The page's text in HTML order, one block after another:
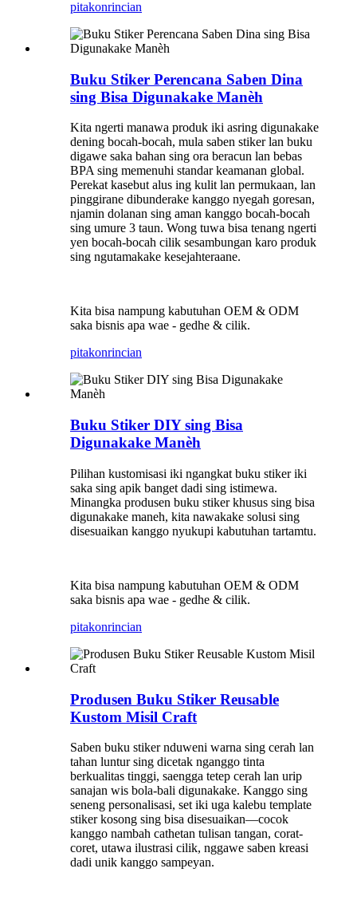
pitakonrincian
Buku Stiker Perencana Saben Dina
sing Bisa Digunakake Manèh
Kita ngerti manawa produk iki asring digunakake
dening bocah-bocah, mula saben stiker lan buku
digawe saka bahan sing ora beracun lan bebas
BPA sing memenuhi standar keamanan global.
Perekat kasebut alus ing kulit lan permukaan, lan
pinggirane dibunderake kanggo nyegah goresan,
njamin dolanan sing aman kanggo bocah-bocah
sing umure 3 taun. Wong tuwa bisa tenang ngerti
yen bocah-bocah cilik sesambungan karo produk
sing ngutamakake kesejahteraane.
Kita bisa nampung kabutuhan OEM & ODM
saka bisnis apa wae - gedhe & cilik.
pitakonrincian
Buku Stiker DIY sing Bisa
Digunakake Manèh
Pilihan kustomisasi iki ngangkat buku stiker iki
saka sing apik banget dadi sing istimewa.
Minangka produsen buku stiker khusus sing bisa
digunakake maneh, kita nawakake solusi sing
disesuaikan kanggo nyukupi kabutuhan tartamtu.
Kita bisa nampung kabutuhan OEM & ODM
saka bisnis apa wae - gedhe & cilik.
pitakonrincian
Produsen Buku Stiker Reusable
Kustom Misil Craft
Saben buku stiker nduweni warna sing cerah lan
tahan luntur sing dicetak nganggo tinta
berkualitas tinggi, saengga tetep cerah lan urip
sanajan wis bola-bali digunakake. Kanggo sing
seneng personalisasi, set iki uga kalebu template
stiker kosong sing bisa disesuaikan—cocok
kanggo nambah cathetan tulisan tangan, corat-
coret, utawa ilustrasi cilik, nggawe saben kreasi
dadi unik kanggo sampeyan.